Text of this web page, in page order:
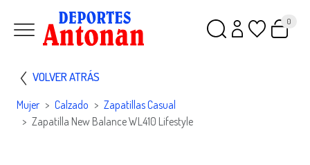
0
VOLVER ATRÁS
Mujer Calzado
Zapatillas Casual
Zapatilla New Balance WL410 Lifestyle